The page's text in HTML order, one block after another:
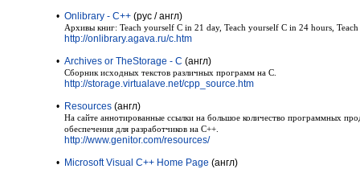
• Onlibrary - С++ (рус / англ)
Архивы книг: Teach yourself C in 21 day, Teach yourself C in 24 hours,
http://onlibrary.agava.ru/c.htm
• Archives or TheStorage - C (англ)
Сборник исходных текстов различных программ на C.
http://storage.virtualave.net/cpp_source.htm
• Resources (англ)
На сайте аннотированные ссылки на большое количество программных
обеспечения для разработчиков на C++.
http://www.genitor.com/resources/
• Microsoft Visual C++ Home Page (англ)